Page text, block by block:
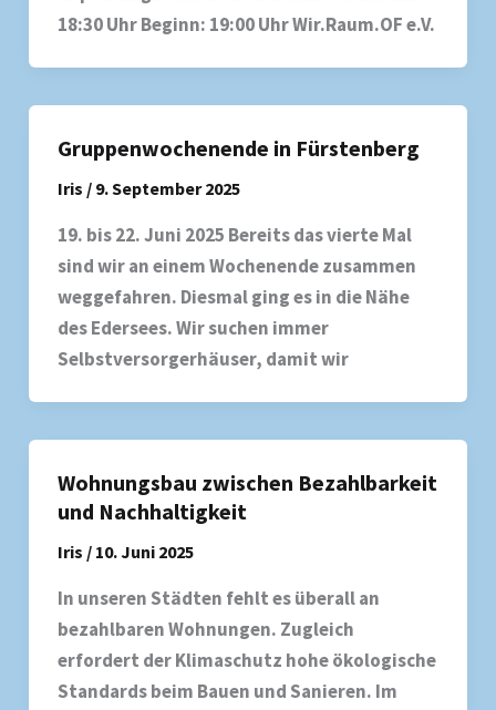
18:30 Uhr Beginn: 19:00 Uhr Wir.Raum.OF e.V.
Gruppenwochenende in Fürstenberg
Iris / 9. September 2025
19. bis 22. Juni 2025 Bereits das vierte Mal
sind wir an einem Wochenende zusammen
weggefahren. Diesmal ging es in die Nähe
des Edersees. Wir suchen immer
Selbstversorgerhäuser, damit wir
Wohnungsbau zwischen Bezahlbarkeit
und Nachhaltigkeit
Iris / 10. Juni 2025
In unseren Städten fehlt es überall an
bezahlbaren Wohnungen. Zugleich
erfordert der Klimaschutz hohe ökologische
Standards beim Bauen und Sanieren. Im